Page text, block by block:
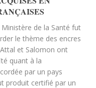
de la Santé fut
le thème des encres
et Salomon ont
quant à la
par un pays
produit certifié par un